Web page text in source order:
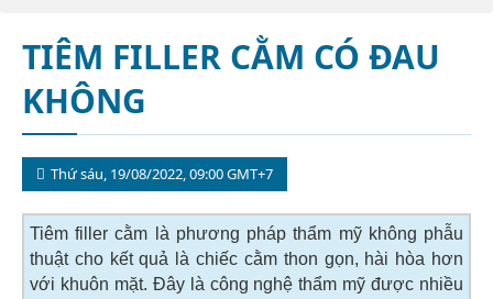
TIÊM FILLER CẰM CÓ ĐAU
KHÔNG
Thứ sáu, 19/08/2022, 09:00 GMT+7
Tiêm filler cằm là phương pháp thẩm mỹ không phẫu
thuật cho kết quả là chiếc cằm thon gọn, hài hòa hơn
với khuôn mặt. Đây là công nghệ thẩm mỹ được nhiều